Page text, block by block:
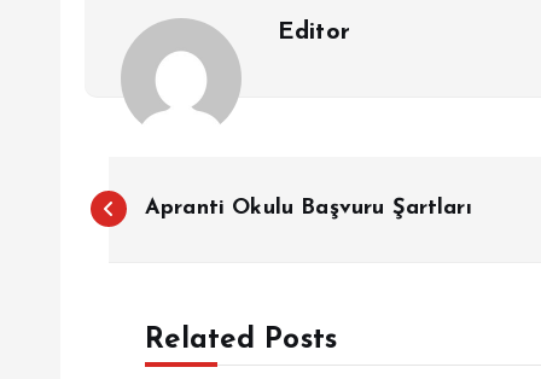
Editor
Y
Apranti Okulu Başvuru Şartları
Related Posts